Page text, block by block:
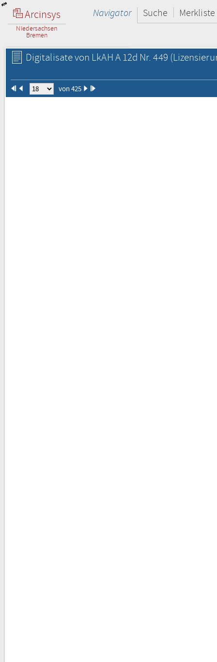
Arcinsys
Niedersachsen
Bremen
Navigator Suche Merkliste
Digitalisate von LkAH A 12d Nr. 449
von 425